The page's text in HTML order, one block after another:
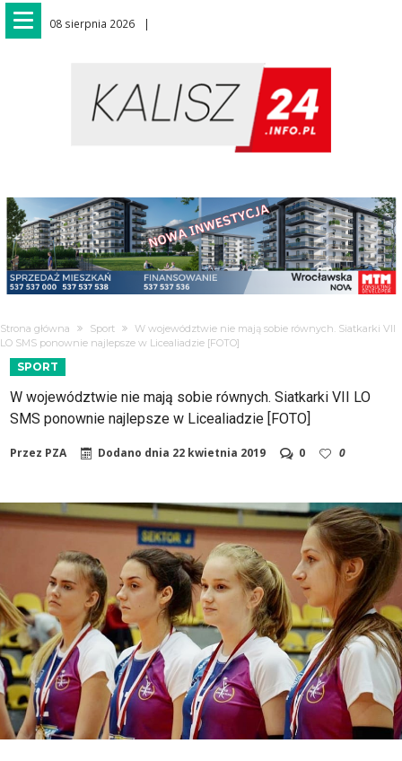
08 sierpnia 2026
Strona główna Sport
W województwie nie mają sobie równych. Siatkarki VII
LO SMS ponownie najlepsze w Licealiadzie [FOTO]
SPORT
W województwie nie mają sobie równych. Siatkarki VII LO
SMS ponownie najlepsze w Licealiadzie [FOTO]
Przez PZA Dodano dnia 22 kwietnia 2019 0 0